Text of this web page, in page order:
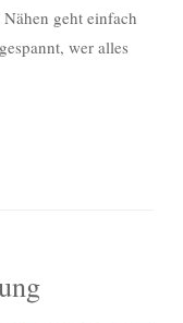
geht einfach
wer alles